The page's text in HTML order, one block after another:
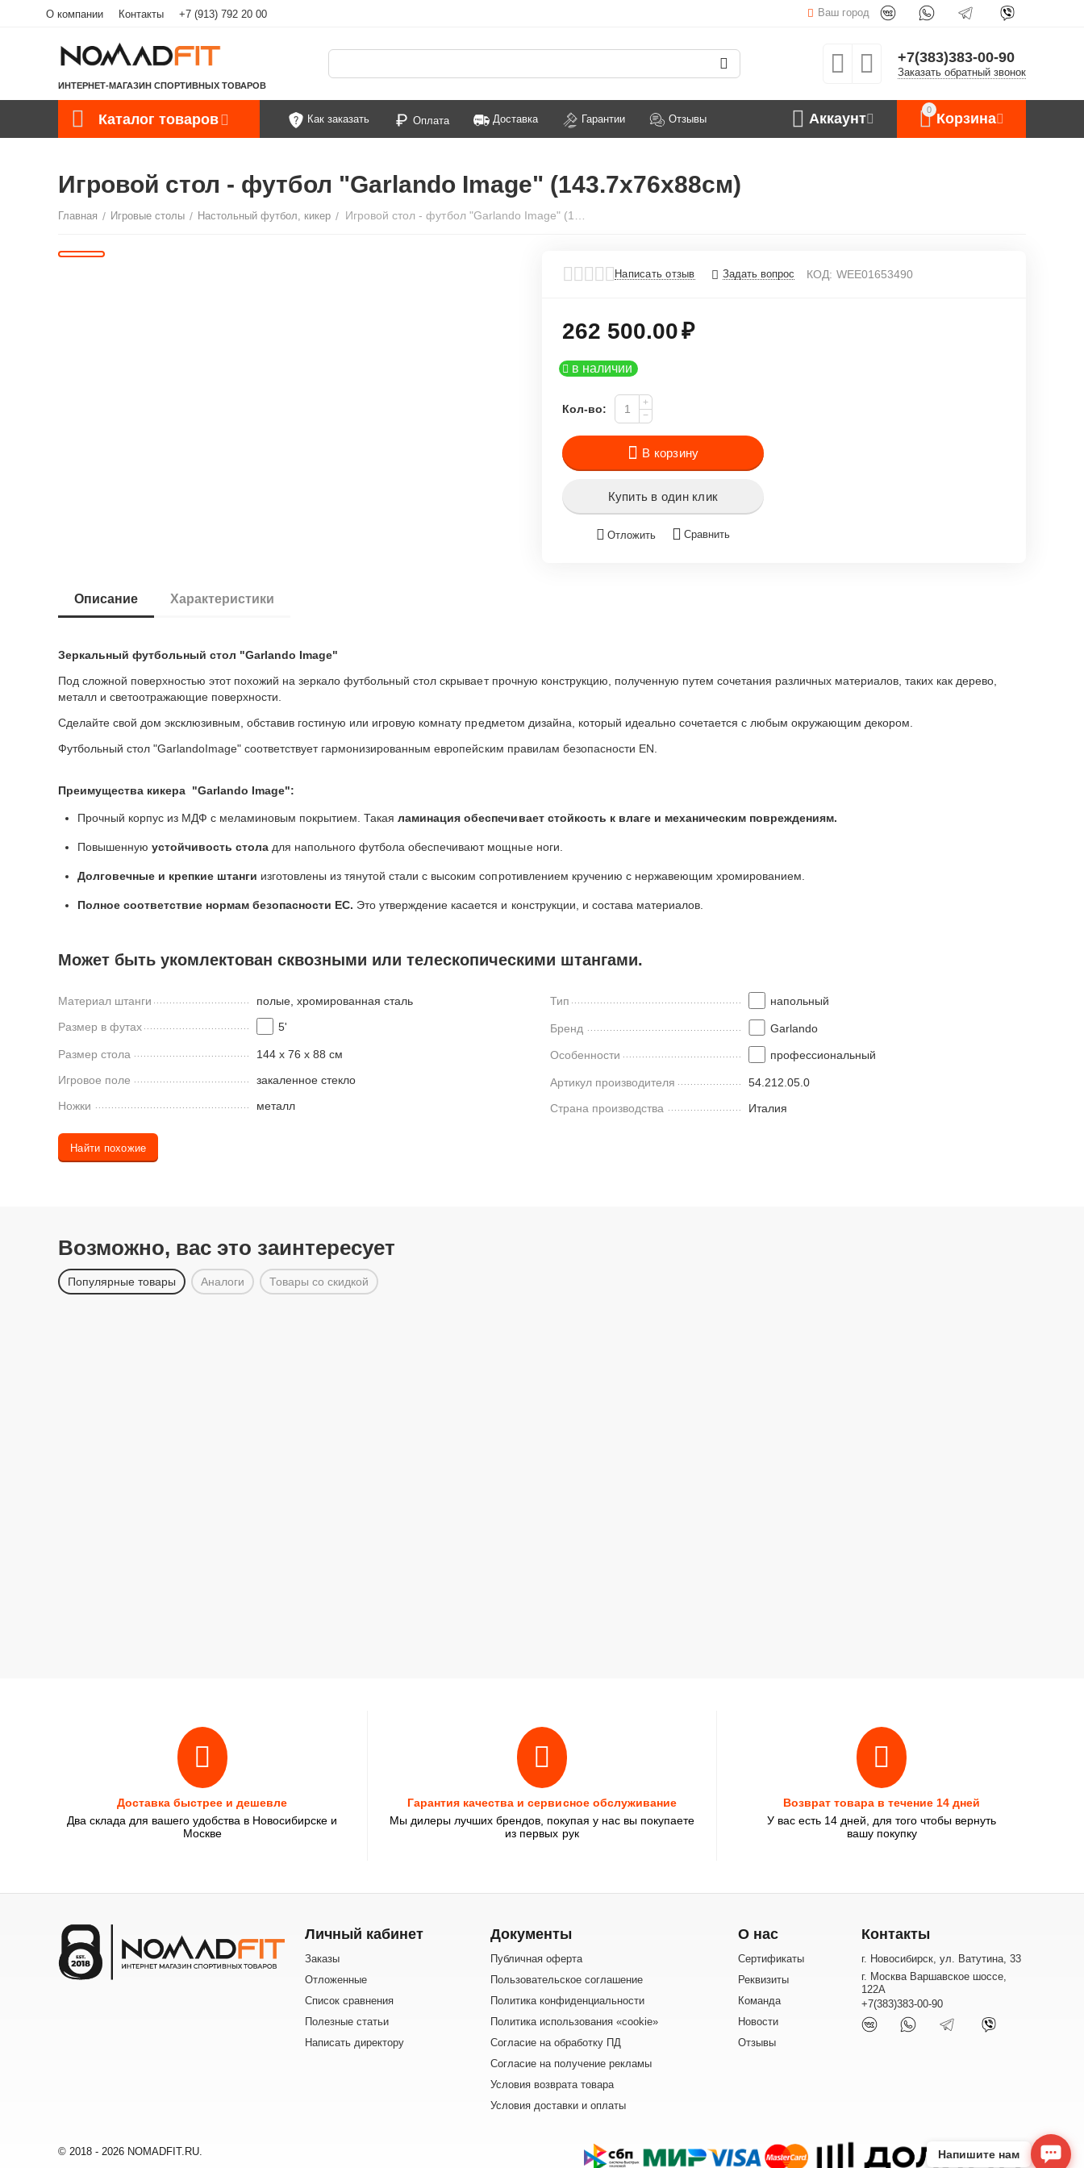
О компании Контакты +7 (913) 792 20 00 Ваш город
ИНТЕРНЕТ-МАГАЗИН СПОРТИВНЫХ ТОВАРОВ
+7(383)383-00-90
Заказать обратный звонок
Каталог товаров Как заказать Оплата Доставка Гарантии Отзывы
0
Корзина
Аккаунт
Игровой стол - футбол "Garlando Image" (143.7x76x88см)
Главная / Игровые столы / Настольный футбол, кикер /
Написать отзыв Задать вопрос КОД: WEE01653490
262 500.00₽
в наличии
Кол-во:
+
−
В корзину
Купить в один клик
Отложить Сравнить
Описание Характеристики
Зеркальный футбольный стол "Garlando Image"
Под сложной поверхностью этот похожий на зеркало футбольный стол скрывает прочную конструкцию, полученную путем сочетания различных материалов, таких как дерево,
металл и светоотражающие поверхности.
Сделайте свой дом эксклюзивным, обставив гостиную или игровую комнату предметом дизайна, который идеально сочетается с любым окружающим декором.
Футбольный стол "GarlandoImage" соответствует гармонизированным европейским правилам безопасности EN.
Преимущества кикера "Garlando Image":
Прочный корпус из МДФ с меламиновым покрытием. Такаяламинация обеспечивает стойкость к влаге и механическим повреждениям.
Повышеннуюустойчивость стола для напольного футбола обеспечивают мощные ноги.
Долговечные и крепкие штанги изготовлены из тянутой стали с высоким сопротивлением кручению с нержавеющим хромированием.
Полное соответствие нормам безопасности ЕС. Это утверждение касается и конструкции, и состава материалов.
Может быть укомлектован сквозными или телескопическими штангами.
Материал штанги
полые, хромированная сталь
Размер в футах
5'
Размер стола
144 x 76 x 88 см
Игровое поле
закаленное стекло
Ножки
металл
Тип напольный
Бренд Garlando
Особенности профессиональный
Артикул производителя
54.212.05.0
Страна производства
Италия
Найти похожие
Возможно, вас это заинтересует
Популярные товары Аналоги Товары со скидкой
Доставка быстрее и дешевле
Два склада для вашего удобства в Новосибирске и
Москве
Гарантия качества и сервисное обслуживание
Мы дилеры лучших брендов, покупая у нас вы покупаете
из первых рук
Возврат товара в течение 14 дней
У вас есть 14 дней, для того чтобы вернуть
вашу покупку
Напишите нам
Личный кабинет
Заказы
Отложенные
Список сравнения
Полезные статьи
Написать директору
Документы
Публичная оферта
Пользовательское соглашение
Политика конфиденциальности
Политика использования «cookie»
Согласие на обработку ПД
Согласие на получение рекламы
Условия возврата товара
Условия доставки и оплаты
О нас
Сертификаты
Реквизиты
Команда
Новости
Отзывы
Контакты
г. Новосибирск, ул. Ватутина, 33
г. Москва Варшавское шоссе,
122А
+7(383)383-00-90
© 2018 - 2026 NOMADFIT.RU.